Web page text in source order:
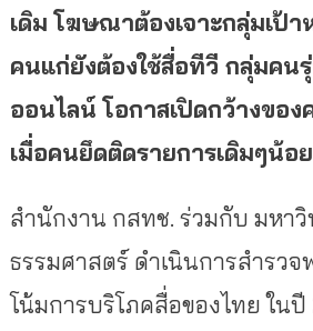
เดิม โฆษณาต้องเจาะกลุ่มเป้
คนแก่ยังต้องใช้สื่อทีวี กลุ่มคน
ออนไลน์ โอกาสเปิดกว้างขอ
เมื่อคนยึดติดรายการเดิมๆน้อย
สำนักงาน กสทช. ร่วมกับ มหา
ธรรมศาสตร์ ดำเนินการสำรว
โน้มการบริโภคสื่อของไทย ในปี